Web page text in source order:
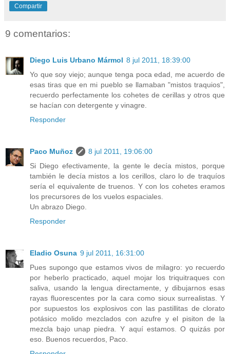
Compartir
9 comentarios:
Diego Luis Urbano Mármol 8 jul 2011, 18:39:00
Yo que soy viejo; aunque tenga poca edad, me acuerdo de
esas tiras que en mi pueblo se llamaban "mistos traquios",
recuerdo perfectamente los cohetes de cerillas y otros que
se hacían con detergente y vinagre.
Responder
Paco Muñoz
8 jul 2011, 19:06:00
Si Diego efectivamente, la gente le decía mistos, porque
también le decía mistos a los cerillos, claro lo de traquíos
sería el equivalente de truenos. Y con los cohetes eramos
los precursores de los vuelos espaciales.
Un abrazo Diego.
Responder
Eladio Osuna 9 jul 2011, 16:31:00
Pues supongo que estamos vivos de milagro: yo recuerdo
por heberlo practicado, aquel mojar los triquitraques con
saliva, usando la lengua directamente, y dibujarnos esas
rayas fluorescentes por la cara como sioux surrealistas. Y
por supuestos los explosivos con las pastillitas de clorato
potásico molido mezclados con azufre y el pisiton de la
mezcla bajo unap piedra. Y aquí estamos. O quizás por
eso. Buenos recuerdos, Paco.